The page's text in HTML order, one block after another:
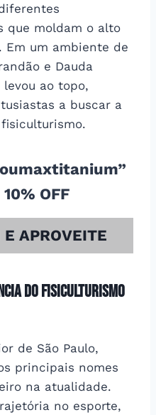
que moldam o alto
Em um ambiente de
e Dauda
ao topo,
a buscar a
10% OFF
APROVEITE
do fisiculturismo
de São Paulo,
principais nomes
na atualidade.
no esporte,